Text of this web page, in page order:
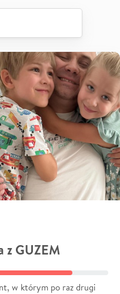
z GUZEM
w którym po raz drugi